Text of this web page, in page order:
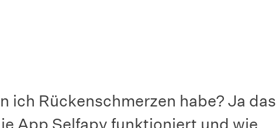
ich Rückenschmerzen habe? Ja das
App Selfapy funktioniert und wie